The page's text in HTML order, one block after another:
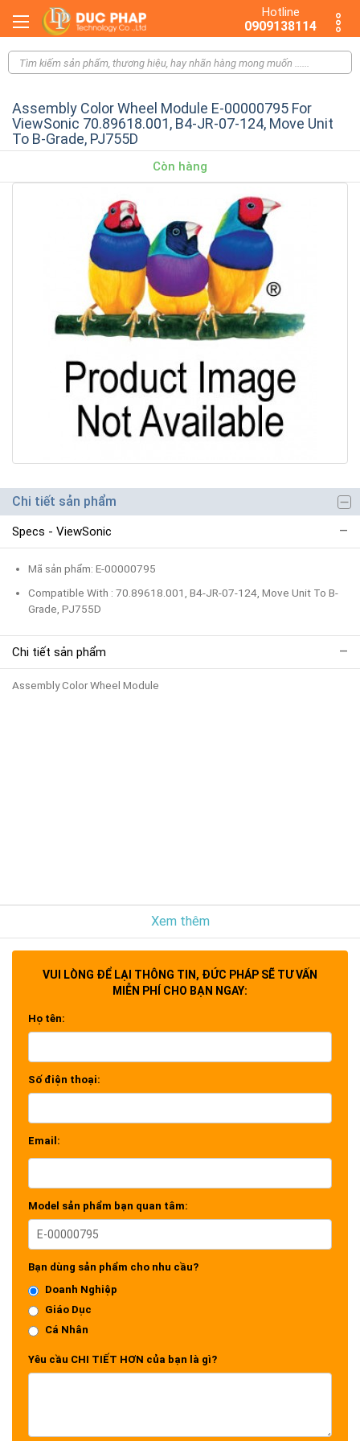
Hotline
0909138114
Assembly Color Wheel Module E-00000795 For
ViewSonic 70.89618.001, B4-JR-07-124, Move Unit
To B-Grade, PJ755D
Còn hàng
Chi tiết sản phẩm
Specs - ViewSonic
Mã sản phẩm: E-00000795
Compatible With : 70.89618.001, B4-JR-07-124, Move Unit To B-
Grade, PJ755D
Chi tiết sản phẩm
Assembly Color Wheel Module
Xem thêm
VUI LÒNG ĐỂ LẠI THÔNG TIN, ĐỨC PHÁP SẼ TƯ VẤN
MIỄN PHÍ CHO BẠN NGAY:
Họ tên:
Số điện thoại:
Email:
Model sản phẩm bạn quan tâm:
Bạn dùng sản phẩm cho nhu cầu?
Doanh Nghiệp
Giáo Dục
Cá Nhân
Yêu cầu CHI TIẾT HƠN của bạn là gì?